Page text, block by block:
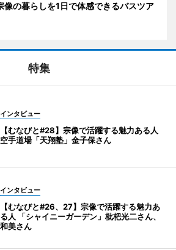
像の暮らしを1日で体感できるバスツア
特集
インタビュー
【むなびと#28】宗像で活躍する魅力ある人
空手道場「天翔塾」金子保さん
インタビュー
【むなびと#26、27】宗像で活躍する魅力あ
る人 「シャイニーガーデン」枇杷光二さん、
和美さん